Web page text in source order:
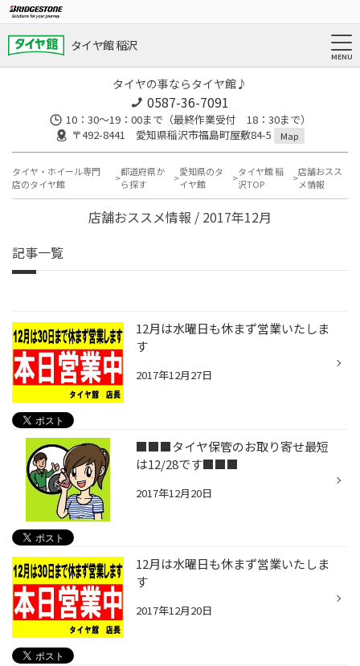
タイヤ館 稲沢
タイヤの事ならタイヤ館♪
0587-36-7091
10：30～19：00まで（最終作業受付 18：30まで）
〒492-8441 愛知県稲沢市福島町屋敷84-5
Map
タイヤ・ホイール専門
店のタイヤ館
都道府県か
ら探す
愛知県のタ
イヤ館
タイヤ館 稲
沢TOP
店舗おスス
メ情報
店舗おススメ情報 / 2017年12月
記事一覧
12月は水曜日も休まず営業いたしま
す
2017年12月27日
■■■タイヤ保管のお取り寄せ最短
は12/28です■■■
2017年12月20日
12月は水曜日も休まず営業いたしま
す
2017年12月20日